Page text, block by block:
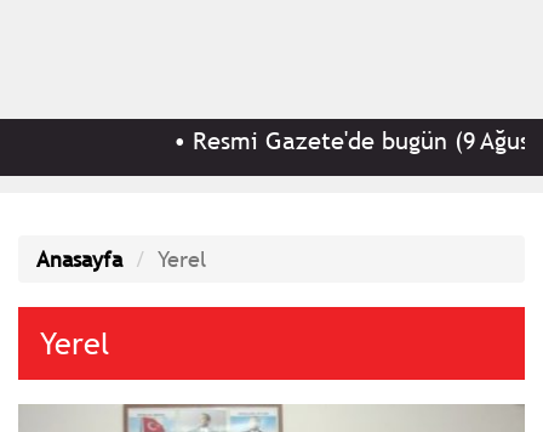
Resmi Gazete'de bugün (9 Ağustos 2026
Anasayfa Yerel
Yerel